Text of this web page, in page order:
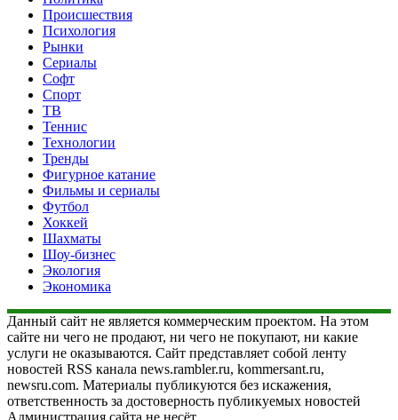
Происшествия
Психология
Рынки
Сериалы
Софт
Спорт
ТВ
Теннис
Технологии
Тренды
Фигурное катание
Фильмы и сериалы
Футбол
Хоккей
Шахматы
Шоу-бизнес
Экология
Экономика
Данный сайт не является коммерческим проектом. На этом
сайте ни чего не продают, ни чего не покупают, ни какие
услуги не оказываются. Сайт представляет собой ленту
новостей RSS канала news.rambler.ru, kommersant.ru,
newsru.com. Материалы публикуются без искажения,
ответственность за достоверность публикуемых новостей
Администрация сайта не несёт.